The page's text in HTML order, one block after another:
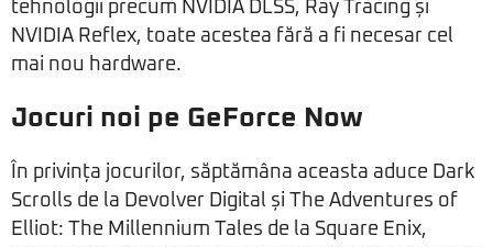
tehnologii precum NVIDIA DLSS, Ray Tracing și
NVIDIA Reflex, toate acestea fără a fi necesar cel
mai nou hardware.
Jocuri noi pe GeForce Now
În privința jocurilor, săptămâna aceasta aduce Dark
Scrolls de la Devolver Digital și The Adventures of
Elliot: The Millennium Tales de la Square Enix,